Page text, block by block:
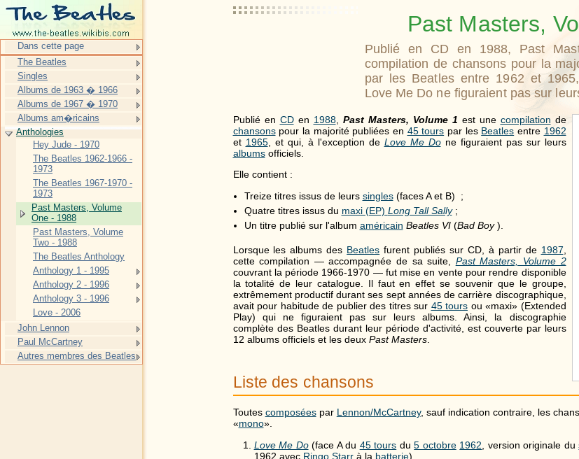
Past Masters,
Publié en CD en 1988, Past
compilation de chansons pour la
par les Beatles entre 1962 et
Love Me Do ne figuraient pas sur
Publié en CDen 1988, Past Masters, Volume 1 est une compilation de
chansonspour la majorité publiées en 45 tours par les Beatles entre 1962
et 1965, et qui, à l'exception de Love Me Done figuraient pas sur leurs
albumsofficiels.
Elle contient :
Treize titres issus de leurs singles(faces A et B) ;
Quatre titres issus du maxi (EP) Long Tall Sally;
Un titre publié sur l'album américain Beatles VI(Bad Boy).
Lorsque les albums des Beatles furent publiés sur CD, à partir de 1987
cette compilation — accompagnée de sa suite, Past Masters, Volume 2
couvrant la période 1966-1970 — fut mise en vente pour rendre disponible
la totalité de leur catalogue. Il faut en effet se souvenir que le groupe,
extrêmement productif durant ses sept années de carrière discographique,
avait pour habitude de publier des titres sur 45 tours ou «maxi» (Extended
Play) qui ne figuraient pas sur leurs albums. Ainsi, la discographie
complète des Beatles durant leur période d'activité, est couverte par leurs
12 albums officiels et les deux Past Masters.
Liste des chansons
Toutes composéespar Lennon/McCartney, sauf indication contraire, les
«mono».
Love Me Do(face A du 45 tours du5 octobre 1962 , version originale du
1962 avec Ringo Starrà la batterie)
Dans cette page
The Beatles
Singles
Albums de 1963 � 1966
Albums de 1967 � 1970
Albums am�ricains
Anthologies
Hey Jude - 1970
The Beatles 1962-1966 -
1973
The Beatles 1967-1970 -
1973
Past Masters, Volume
One - 1988
Past Masters, Volume
Two - 1988
The Beatles Anthology
Anthology 1 - 1995
Anthology 2 - 1996
Anthology 3 - 1996
Love - 2006
John Lennon
Paul McCartney
Autres membres des Beatles